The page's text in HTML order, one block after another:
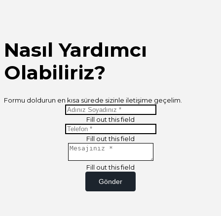
Nasıl Yardımcı
Olabiliriz?
Formu doldurun en kısa sürede sizinle iletişime geçelim.
Fill out this field
Fill out this field
Fill out this field
Gönder